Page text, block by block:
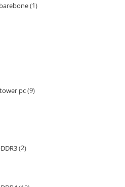
barebone 1
pc 9
2